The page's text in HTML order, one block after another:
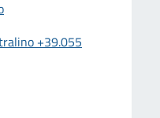
+39.055